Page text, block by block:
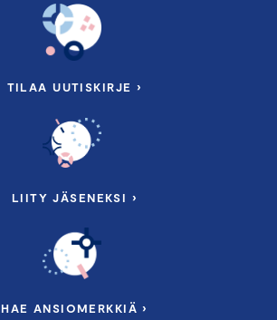
TILAA UUTISKIRJE ›
LIITY JÄSENEKSI ›
HAE ANSIOMERKKIÄ ›